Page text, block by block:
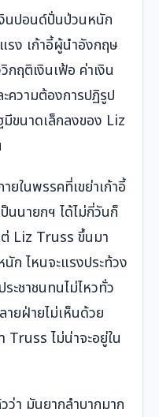
นปอนด์ปั่นป่วนหนัก
รง เก้าอี้ผู้นำอังกฤษ
ฤติเงินเฟ้อ ค่าเงิน
ความต้องการปฏิรูป
มีขนาดเล็กลงของ Liz
ยในพรรคที่เขย่าเก้าอี้
นนายกฯ ได้ไม่กี่วันก็
Liz Truss ขึ้นมา
ก ไหนจะแรงประท้วง
ะชาชนทนไม่ไหวทั่ว
ายฝ่ายไม่เห็นด้วย
Truss ไม่น่าจะอยู่ใน
า มันยากลำบากมาก